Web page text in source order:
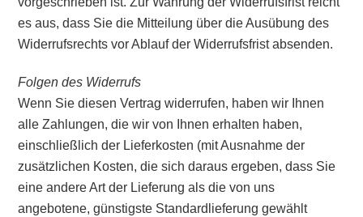
es aus, dass Sie die Mitteilung über die Ausübung des
Widerrufsrechts vor Ablauf der Widerrufsfrist absenden.
Folgen des Widerrufs
Wenn Sie diesen Vertrag widerrufen, haben wir Ihnen
alle Zahlungen, die wir von Ihnen erhalten haben,
einschließlich der Lieferkosten (mit Ausnahme der
zusätzlichen Kosten, die sich daraus ergeben, dass Sie
eine andere Art der Lieferung als die von uns
angebotene, günstigste Standardlieferung gewählt